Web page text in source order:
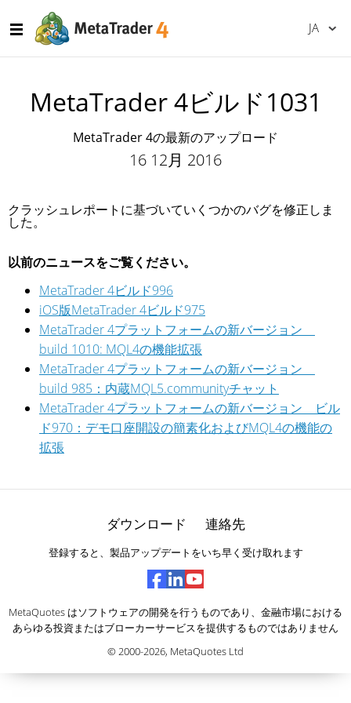
JA
MetaTrader 4ビルド1031
MetaTrader 4の最新のアップロード
16 12月 2016
クラッシュレポートに基づいていくつかのバグを修正しま
した。
以前のニュースをご覧ください。
MetaTrader 4ビルド996
iOS版MetaTrader 4ビルド975
MetaTrader 4プラットフォームの新バージョン
build 1010: MQL4の機能拡張
MetaTrader 4プラットフォームの新バージョン
build 985：内蔵MQL5.communityチャット
MetaTrader 4プラットフォームの新バージョン ビル
ド970：デモ口座開設の簡素化およびMQL4の機能の
拡張
ダウンロード 連絡先
登録すると、製品アップデートをいち早く受け取れます
MetaQuotes はソフトウェアの開発を行うものであり、金融市場における
あらゆる投資またはブローカーサービスを提供するものではありません
© 2000-2026, MetaQuotes Ltd